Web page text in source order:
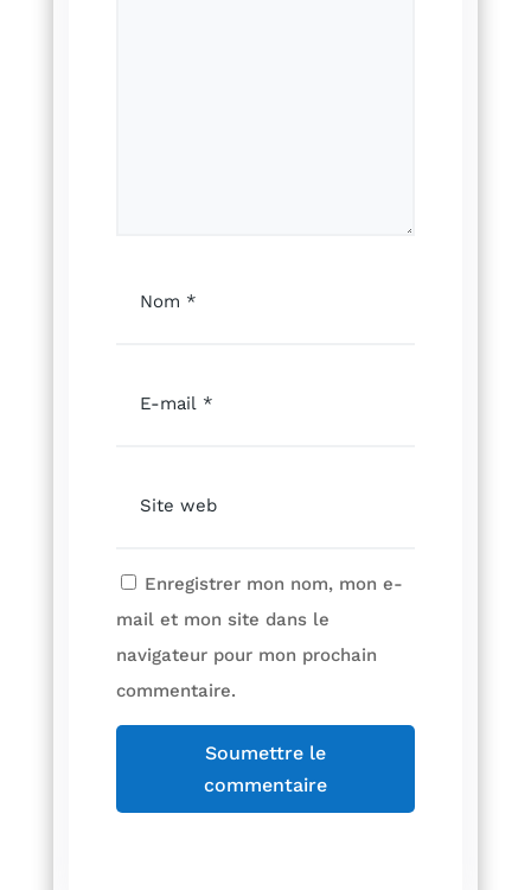
Enregistrer mon nom, mon e-
mail et mon site dans le
navigateur pour mon prochain
commentaire.
Soumettre le
commentaire